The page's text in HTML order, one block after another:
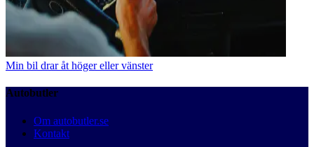
Min bil drar åt höger eller vänster
Autobutler
Om autobutler.se
Kontakt